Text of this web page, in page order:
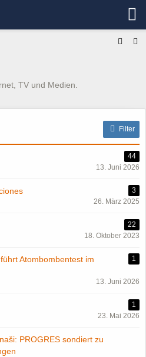
TV und Medien.
Filter
44
13. Juni 2026
3
26. März 2025
22
18. Oktober 2023
Atombombentest im
1
13. Juni 2026
1
23. Mai 2026
PROGRES sondiert zu